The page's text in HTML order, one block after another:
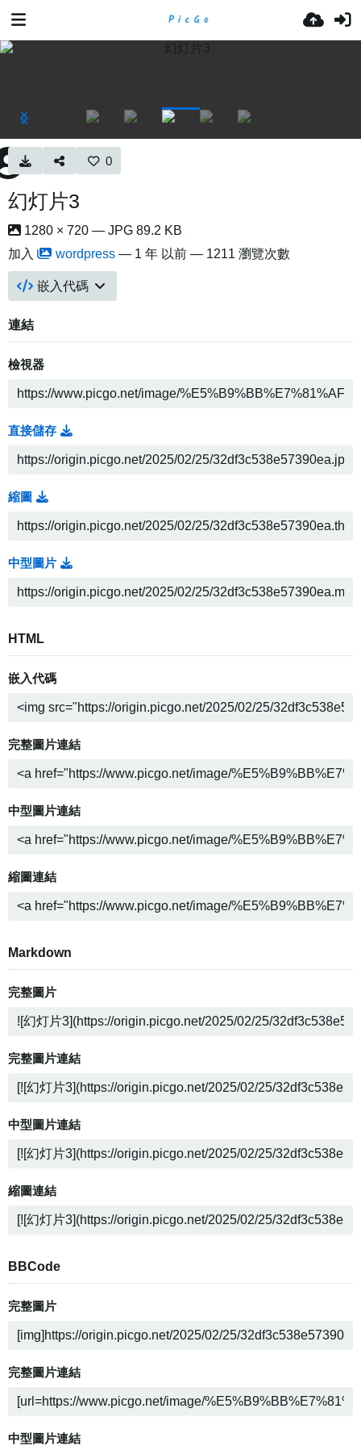
0
幻灯片3
1280 × 720 — JPG 89.2 KB
加入
wordpress — 1 年 以前 — 1211 瀏覽次數
嵌入代碼
連結
檢視器
直接儲存
縮圖
中型圖片
HTML
嵌入代碼
完整圖片連結
中型圖片連結
縮圖連結
Markdown
完整圖片
完整圖片連結
中型圖片連結
縮圖連結
BBCode
完整圖片
完整圖片連結
中型圖片連結